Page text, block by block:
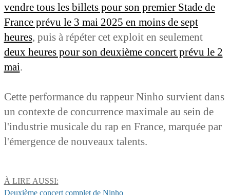
vendre tous les billets pour son premier Stade de
France prévu le 3 mai 2025 en moins de sept
heures, puis à répéter cet exploit en seulement
deux heures pour son deuxième concert prévu le 2
mai.
Cette performance du rappeur Ninho survient dans
un contexte de concurrence maximale au sein de
l'industrie musicale du rap en France, marquée par
l'émergence de nouveaux talents.
À LIRE AUSSI:
Deuxième concert complet de Ninho